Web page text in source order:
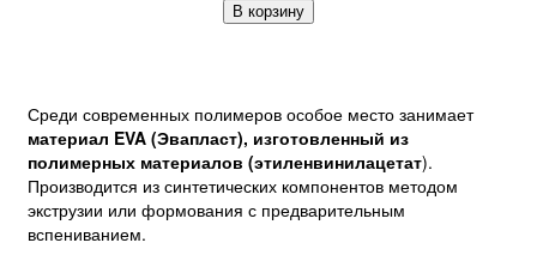
В корзину
Среди современных полимеров особое место занимает
материал EVA (Эвапласт), изготовленный из
полимерных материалов (этиленвинилацетат).
Производится из синтетических компонентов методом
экструзии или формования с предварительным
вспениванием.